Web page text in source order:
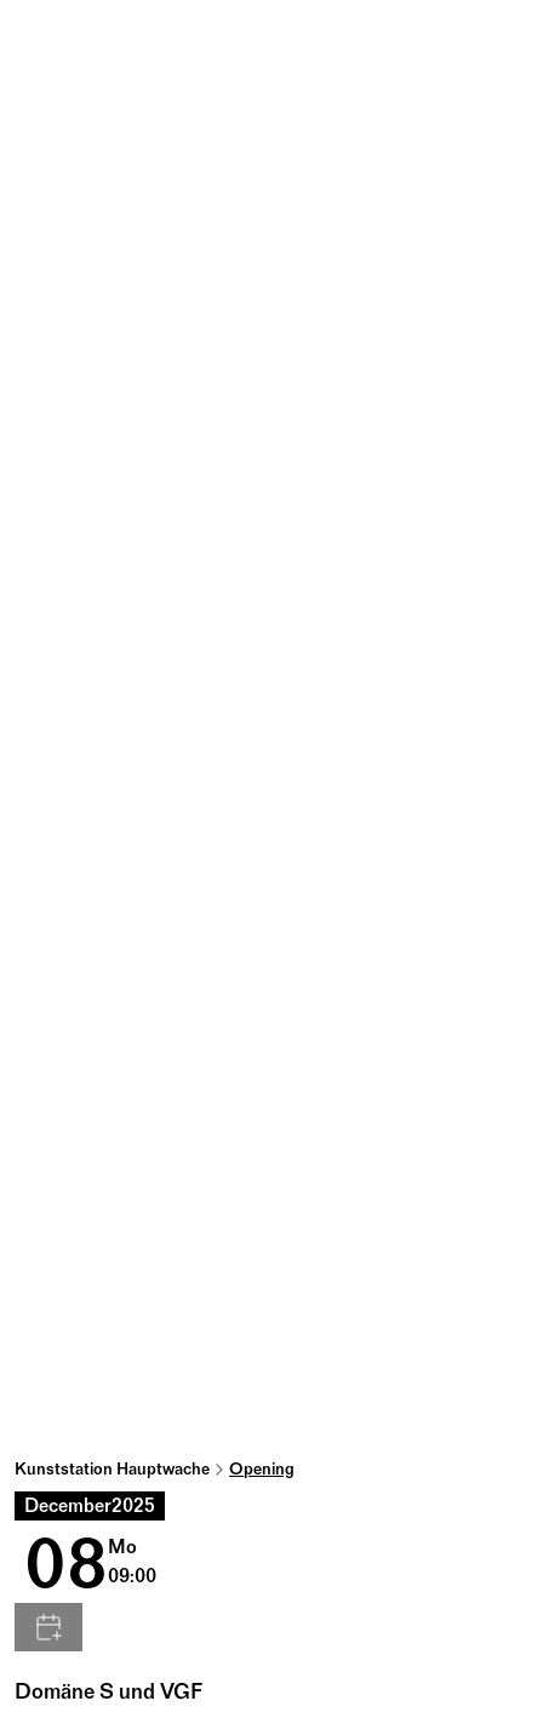
Kunststation Hauptwache Opening
December2025
08 Mo
09:00
Domäne S und VGF